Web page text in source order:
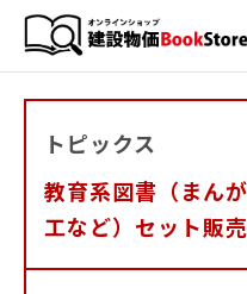
トピックス
教育系図書（まん
工など）セット販